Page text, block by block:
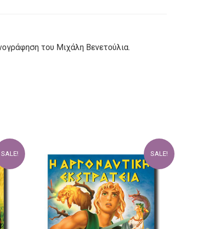
του Μιχάλη Βενετούλια.
SALE! SALE!